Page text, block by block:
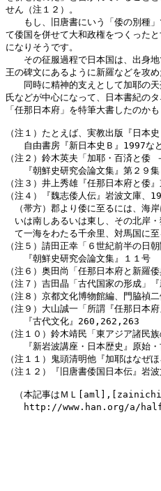
せん（注１２）。
もし、旧唐書にいう「倭の別種」
て倭国を併せて大和政権をつくった
になりそうです。
その征服過程で日本国は、出身地
王の碑文にあるように新羅などを攻め
同時に精神的支えとして加耶の天
氏などが中心になって、日本書紀の
「任那日本府」を特筆大書したのかも
（注１）たとえば、実教出版『日本
自由書房『新日本史Ｂ』1997な
（注２）鈴木英夫「加耶・百済と倭
『朝鮮史研究会論文集』第２９
（注３）井上秀雄『任那日本府と倭
（注４）『魏志倭人伝』岩波文庫、
（帯方）郡より倭に至るには、海
いは南しあるいは東し、その北岸
て一海をわたる千余里、対馬国に至
（注５）請田正幸「６世紀前半の日
『朝鮮史研究会論文集』１１号
（注６）奥田尚「任那日本府と新羅
（注７）吉田晶「古代国家の形成」
（注８）京都文化博物館編、門脇禎
（注９）大山誠一「所謂『任那日本
『古代文化』260,262,263
（注１０）鈴木靖民「東アジア諸民
『新岩波講座・日本歴史』原始・
（注１１）鬼頭清明他『加耶はなぜ
（注１２）『旧唐書倭国日本伝』岩
（本記事はＭＬ[aml],[zainichi]お
http://www.han.org/a/half-